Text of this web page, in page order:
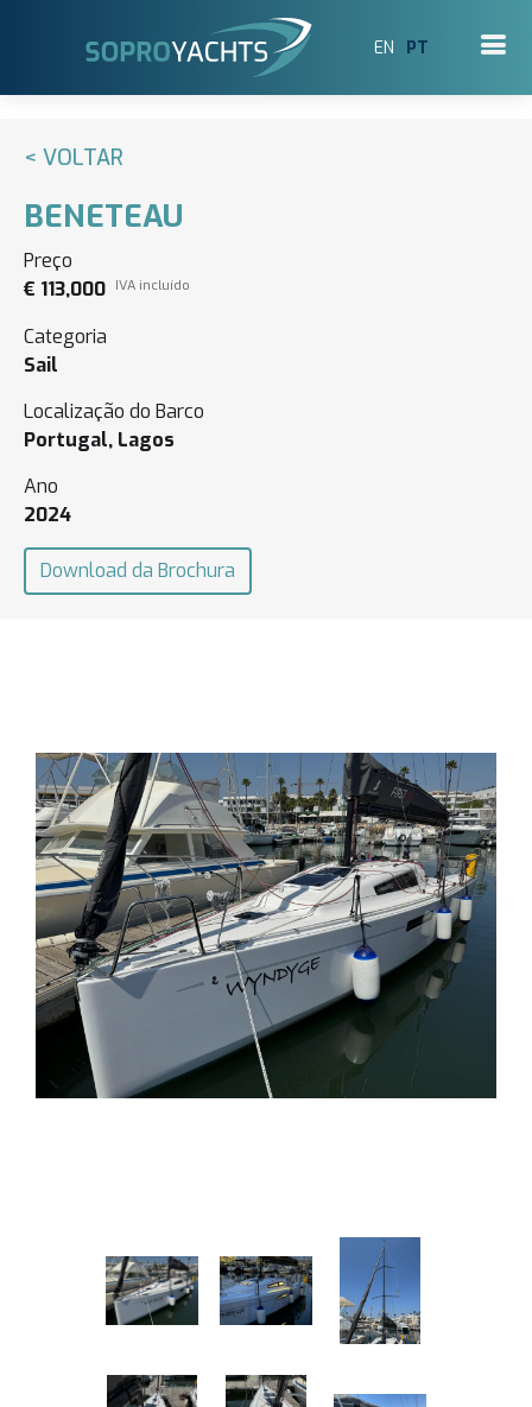
EN PT
< VOLTAR
BENETEAU
Preço
€ 113,000 IVA incluído
Categoria
Sail
Localização do Barco
Portugal, Lagos
Ano
2024
Download da Brochura